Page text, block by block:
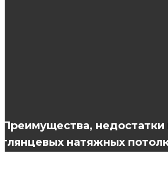
Преимущества,
глянцевых натяжных